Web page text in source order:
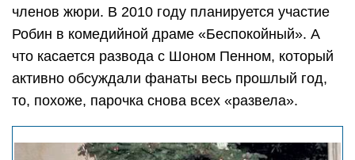
членов жюри. В 2010 году планируется участие
Робин в комедийной драме «Беспокойный». А
что касается развода с Шоном Пенном, который
активно обсуждали фанаты весь прошлый год,
то, похоже, парочка снова всех «развела».